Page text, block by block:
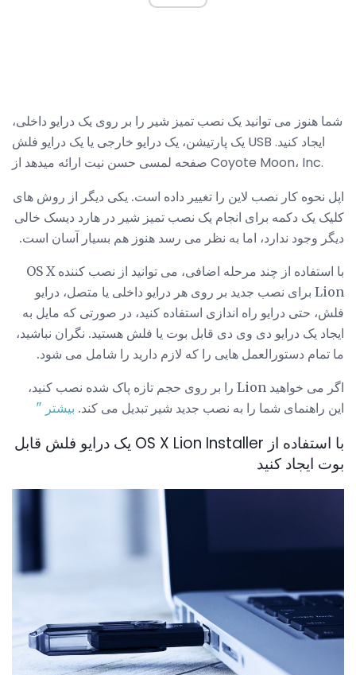
شما هنوز می توانید یک نصب تمیز شیر را بر روی یک درایو داخلی،
یک پارتیشن، یک درایو خارجی یا یک درایو فلش USB ایجاد کنید.
صفحه لمسی حسن نیت ارائه میدهد از Coyote Moon، Inc.
اپل نحوه کار نصب لاین را تغییر داده است. یکی دیگر از روش های
کلیک یک دکمه برای انجام یک نصب تمیز شیر در هارد دیسک خالی
دیگر وجود ندارد، اما به نظر می رسد هنوز هم بسیار آسان است.
با استفاده از چند مرحله اضافی، می توانید از نصب کننده OS X
Lion برای نصب جدید بر روی هر درایو داخلی یا متصل، درایو
فلش، حتی درایو راه اندازی استفاده کنید، در صورتی که مایل به
ایجاد یک درایو دی وی دی قابل بوت یا فلش هستید. نگران نباشید،
ما تمام دستورالعمل هایی را که لازم دارید را شامل می شود.
اگر می خواهید Lion را بر روی حجم تازه پاک شده نصب کنید،
این راهنمای شما را به نصب جدید شیر تبدیل می کند. بیشتر "
با استفاده از OS X Lion Installer یک درایو فلش قابل
بوت ایجاد کنید